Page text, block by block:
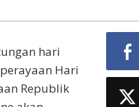
hari
Hari
Republik